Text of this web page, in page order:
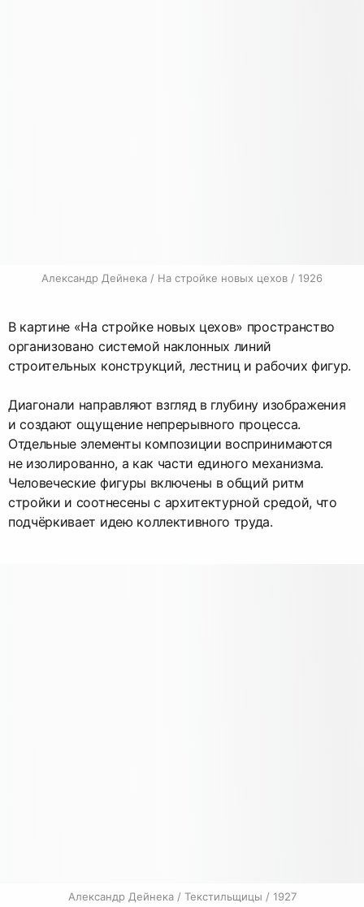
Александр Дейнека / На стройке новых цехов / 1926
В картине «На стройке новых цехов» пространство
организовано системой наклонных линий
строительных конструкций, лестниц и рабочих фигур.
Диагонали направляют взгляд в глубину изображения
и создают ощущение непрерывного процесса.
Отдельные элементы композиции воспринимаются
не изолированно, а как части единого механизма.
Человеческие фигуры включены в общий ритм
стройки и соотнесены с архитектурной средой, что
подчёркивает идею коллективного труда.
Александр Дейнека / Текстильщицы / 1927